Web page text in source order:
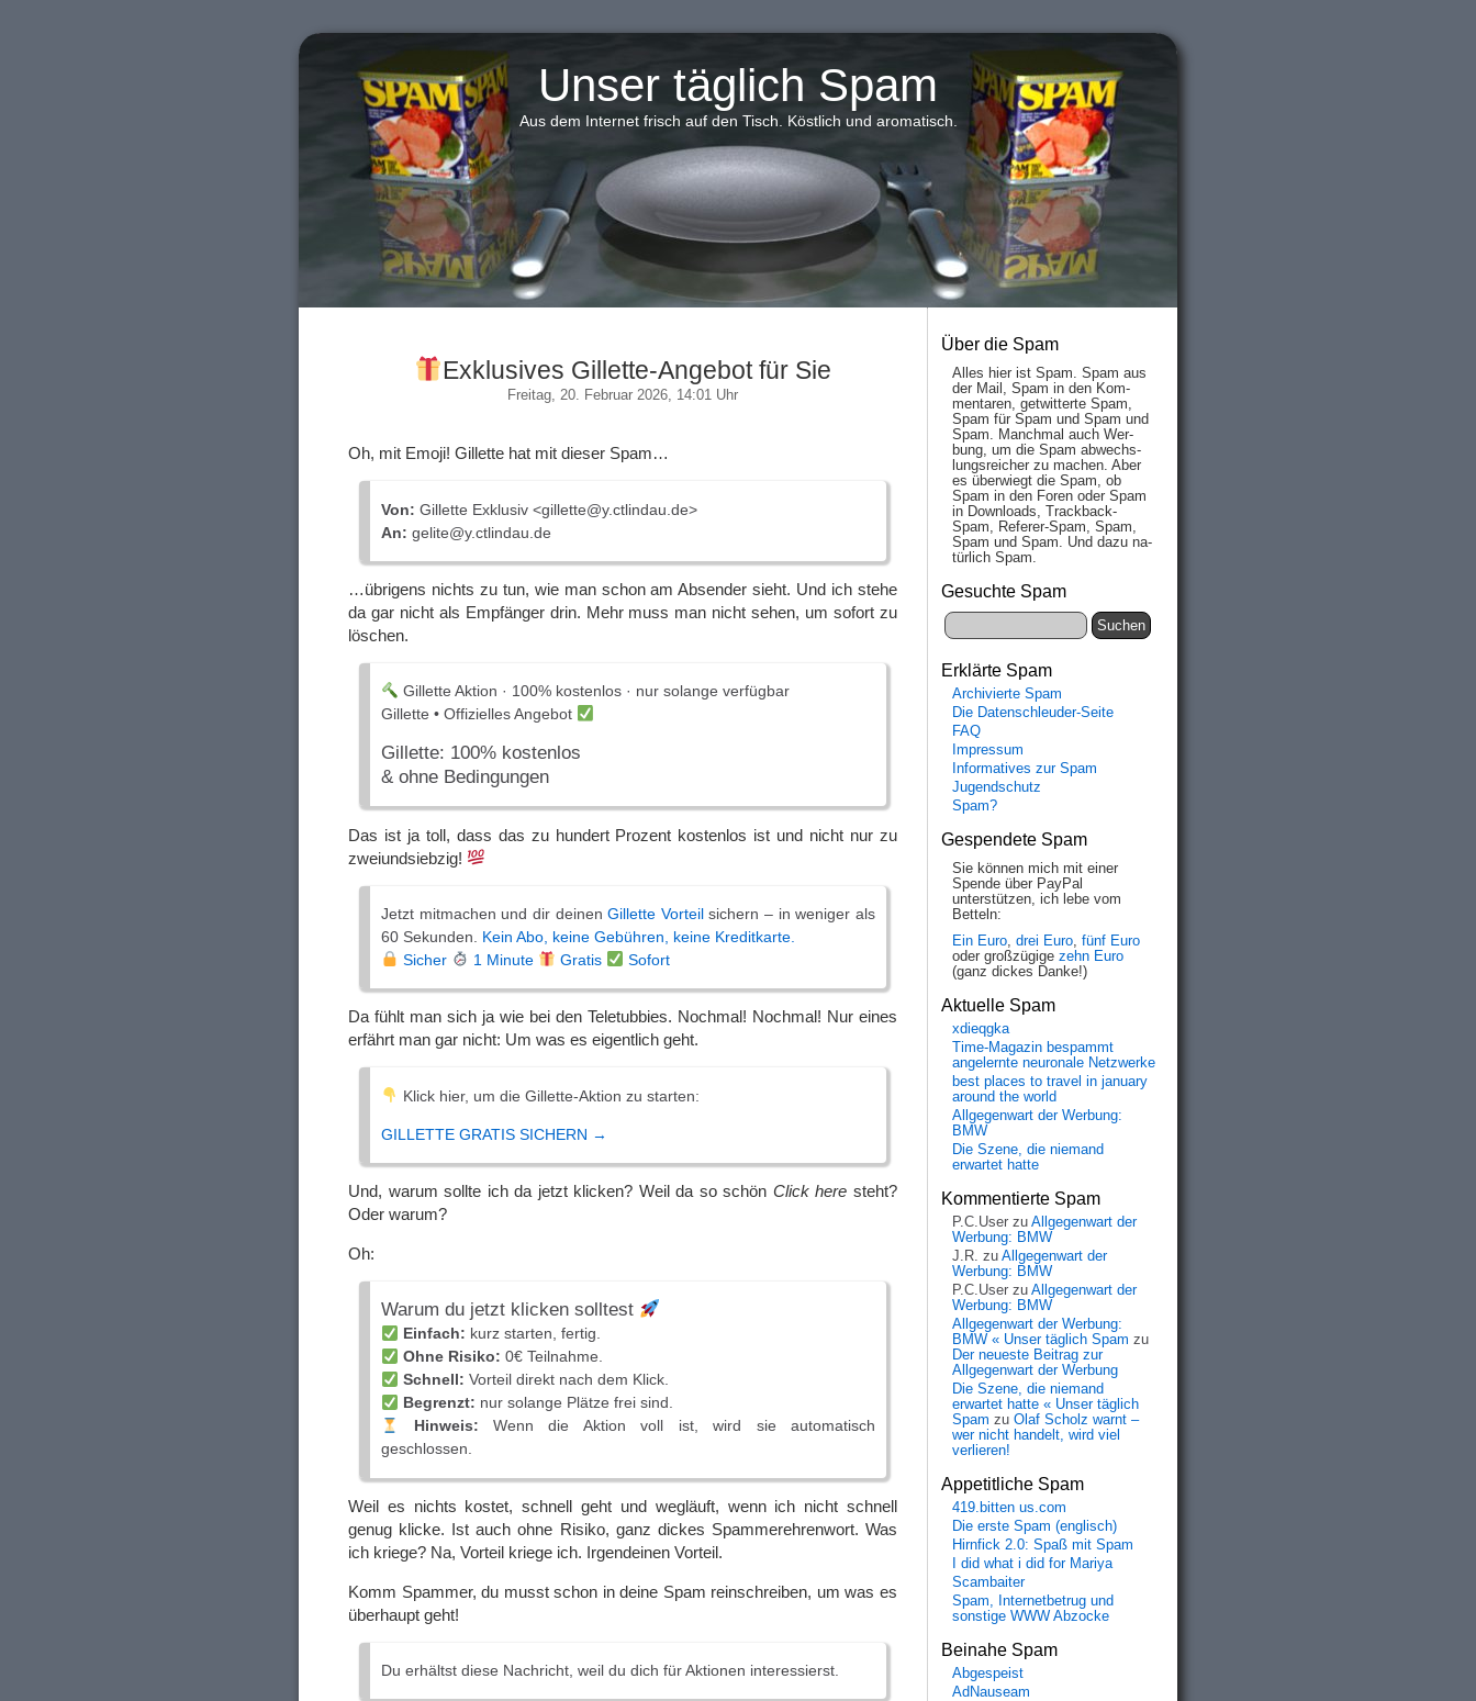
Unser täglich Spam
Aus dem Internet frisch auf den Tisch. Köstlich und aromatisch.
Exklusives Gillette-Angebot für Sie
Freitag, 20. Februar 2026, 14:01 Uhr
Oh, mit Emoji! Gillette hat mit dieser Spam…
Von: Gillette Exklusiv <gillette@y.ctlindau.de>
An: gelite@y.ctlindau.de
…übrigens nichts zu tun, wie man schon am Absender sieht. Und ich stehe
da gar nicht als Empfänger drin. Mehr muss man nicht sehen, um sofort zu
löschen.
Gillette Aktion · 100% kostenlos · nur solange verfügbar
Gillette • Offizielles Angebot
Gillette: 100% kostenlos
& ohne Bedingungen
Das ist ja toll, dass das zu hundert Prozent kostenlos ist und nicht nur zu
zweiundsiebzig!
Jetzt mitmachen und dir deinenGillette Vorteilsichern – in weniger als
60 Sekunden. Kein Abo, keine Gebühren, keine Kreditkarte.
Sicher
1 Minute Gratis Sofort
Da fühlt man sich ja wie bei den Teletubbies. Nochmal! Nochmal! Nur eines
erfährt man gar nicht: Um was es eigentlich geht.
Klick hier, um die Gillette-Aktion zu starten:
GILLETTE GRATIS SICHERN →
Und, warum sollte ich da jetzt klicken? Weil da so schön Click here steht?
Oder warum?
Oh:
Warum du jetzt klicken solltest
Einfach: kurz starten, fertig.
Ohne Risiko: 0€ Teilnahme.
Schnell: Vorteil direkt nach dem Klick.
Begrenzt: nur solange Plätze frei sind.
Hinweis: Wenn die Aktion voll ist, wird sie automatisch
geschlossen.
Weil es nichts kostet, schnell geht und wegläuft, wenn ich nicht schnell
genug klicke. Ist auch ohne Risiko, ganz dickes Spammerehrenwort. Was
ich kriege? Na, Vorteil kriege ich. Irgendeinen Vorteil.
Komm Spammer, du musst schon in deine Spam reinschreiben, um was es
überhaupt geht!
Du erhältst diese Nachricht, weil du dich für Aktionen interessierst.
Über die Spam
Alles hier ist Spam. Spam aus
der Mail, Spam in den Kom­
men­taren, ge­twit­ter­te Spam,
Spam für Spam und Spam und
Spam. Manch­mal auch Wer­
bung, um die Spam ab­wechs­
lungs­reich­er zu mach­en. Aber
es über­wiegt die Spam, ob
Spam in den Fo­ren oder Spam
in Down­loads, Track­back-
Spam, Re­fe­rer-Spam, Spam,
Spam und Spam. Und da­zu na­
tür­lich Spam.
Gesuchte Spam
Erklärte Spam
Archivierte Spam
Die Datenschleuder-Seite
FAQ
Impressum
Informatives zur Spam
Jugendschutz
Spam?
Gespendete Spam
Sie können mich mit einer
Spende über PayPal
unterstützen, ich lebe vom
Betteln:
Ein Euro, drei Euro, fünf Euro
oder großzügige zehn Euro
(ganz dickes Danke!)
Aktuelle Spam
xdieqgka
Time-Magazin bespammt
angelernte neuronale Netzwerke
best places to travel in january
around the world
Allgegenwart der Werbung:
BMW
Die Szene, die niemand
erwartet hatte
Kommentierte Spam
P.C.User zu Allgegenwart der
Werbung: BMW
J.R. zu Allgegenwart der
Werbung: BMW
P.C.User zu Allgegenwart der
Werbung: BMW
Allgegenwart der Werbung:
BMW « Unser täglich Spam zu
Der neueste Beitrag zur
Allgegenwart der Werbung
Die Szene, die niemand
erwartet hatte « Unser täglich
Spam zu Olaf Scholz warnt –
wer nicht handelt, wird viel
verlieren!
Appetitliche Spam
419.bitten us.com
Die erste Spam (englisch)
Hirnfick 2.0: Spaß mit Spam
I did what i did for Mariya
Scambaiter
Spam, Internetbetrug und
sonstige WWW Abzocke
Beinahe Spam
Abgespeist
AdNauseam